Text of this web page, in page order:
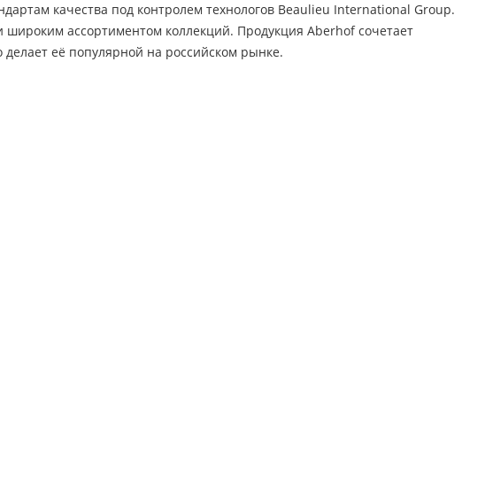
качества под контролем технологов Beaulieu International Group.
ассортиментом коллекций. Продукция Aberhof сочетает
её популярной на российском рынке.